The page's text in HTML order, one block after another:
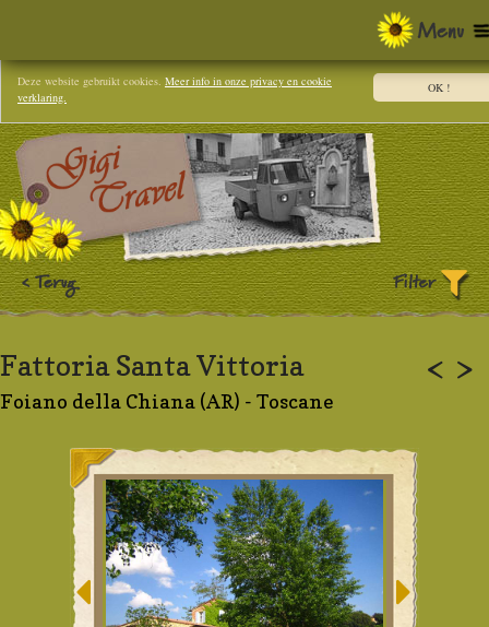
OK !
Deze website gebruikt cookies. Meer info in onze privacy en cookie
verklaring.
< >
Fattoria Santa Vittoria
Foiano della Chiana (AR) - Toscane